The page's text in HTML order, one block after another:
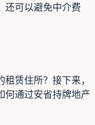
还可以避免中介费
赁住所？接下来，
何通过安省持牌地产